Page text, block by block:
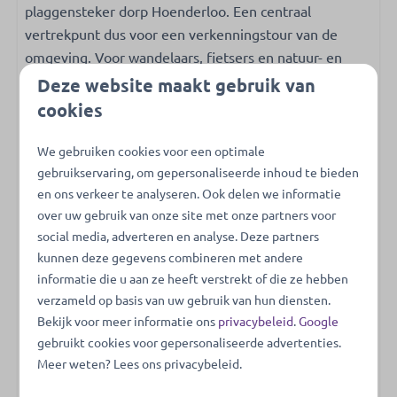
plaggensteker dorp Hoenderloo. Een centraal
vertrekpunt dus voor een verkenningstour van de
omgeving. Voor wandelaars, fietsers en natuur- en
kunstliefhebbers een ideale plek om tot rust te komen.
U wordt omringd door natuur, bossen en u kunt hier in
km afstand bevindt u zich al bij de ingang van Het
Nationale Park De Hoge Veluwe. Het Kröller-Müller
Museum en het Jachthuis Sint Hubertus zijn zeker het
bezoeken waard. Een dagje shoppen? Steden als
Apeldoorn en Ede zijn dichtbij en samen met de
kinderen vermaakt u zich uitstekend bij de
Julianatoren, De Apenheul of Burgers' Zoo.
Ontdek de Heidehoeve als een van de eersten
Ons park is volop in ontwikkeling. Daarom bieden wij u
Deze website maakt gebruik van
cookies
We gebruiken cookies voor een optimale
gebruikservaring, om gepersonaliseerde inhoud te bieden
en ons verkeer te analyseren. Ook delen we informatie
over uw gebruik van onze site met onze partners voor
social media, adverteren en analyse. Deze partners
kunnen deze gegevens combineren met andere
informatie die u aan ze heeft verstrekt of die ze hebben
verzameld op basis van uw gebruik van hun diensten.
Bekijk voor meer informatie ons privacybeleid.Google
gebruikt cookies voor gepersonaliseerde advertenties.
Meer weten? Lees ons privacybeleid.